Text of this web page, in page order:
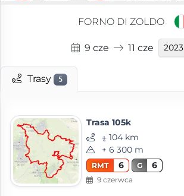
FORNO DI ZOLDO
9 cze 11 cze 2023
Trasy 5
Trasa 105k
⨦ 104 km
+ 6 300 m
RMT 6 G 6
9 czerwca